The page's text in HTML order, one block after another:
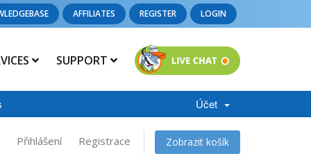
AFFILIATES REGISTER LOGIN
SUPPORT
Účet
Přihlášení Registrace Zobrazit košík